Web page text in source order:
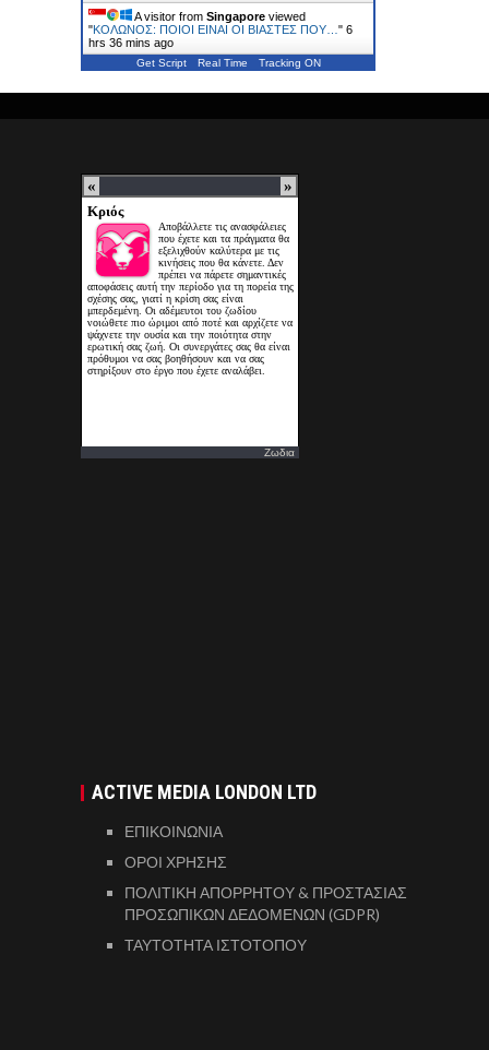
A visitor from Singapore viewed
"ΚΟΛΩΝΟΣ: ΠΟΙΟΙ ΕΙΝΑΙ ΟΙ ΒΙΑΣΤΕΣ ΠΟΥ… " 6
hrs 36 mins ago
Get Script Real Time Tracking ON
Ζωδια
ACTIVE MEDIA LONDON LTD
ΕΠΙΚΟΙΝΩΝΙΑ
ΟΡΟΙ ΧΡΗΣΗΣ
ΠΟΛΙΤΙΚΗ ΑΠΟΡΡΗΤΟΥ & ΠΡΟΣΤΑΣΙΑΣ
ΠΡΟΣΩΠΙΚΩΝ ΔΕΔΟΜΕΝΩΝ (GDPR)
ΤΑΥΤΟΤΗΤΑ ΙΣΤΟΤΟΠΟΥ